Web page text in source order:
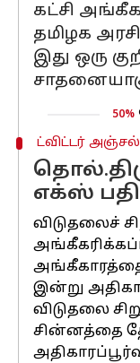
கட்சி
தமிழக
இது ஒரு
50%
ட்விட்டர் அஞ்சல்
எக்ஸ்
விடுதலைச்
இன்று
விடுதலை
சின்னத்தை